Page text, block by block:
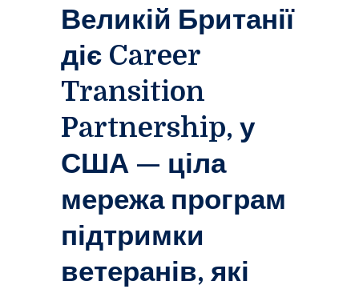
Великій Британії
діє Career
Transition
Partnership, у
США — ціла
мережа програм
підтримки
ветеранів, які